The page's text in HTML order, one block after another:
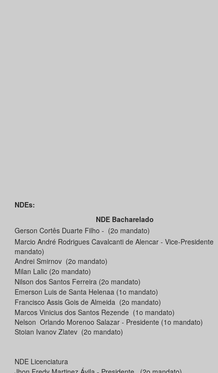
NDEs:
NDE Bacharelado
Gerson Cortês Duarte Filho - (2o mandato)
Marcio André Rodrigues Cavalcanti de Alencar - Vice-Presidente
mandato)
Andrei Smirnov (2o mandato)
Milan Lalic (2o mandato)
Nilson dos Santos Ferreira (2o mandato)
Emerson Luis de Santa Helenaa (1o mandato)
Francisco Assis Gois de Almeida (2o mandato)
Marcos Vinicius dos Santos Rezende (1o mandato)
Nelson Orlando Morenoo Salazar - Presidente (1o mandato)
Stoian Ivanov Zlatev (2o mandato)
NDE Licenciatura